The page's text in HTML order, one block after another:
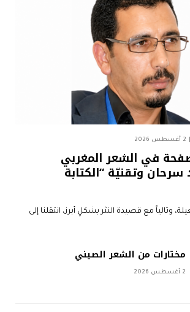
2 أغسطس 2026
في الشعر المغربي
وتقنيّة “الكتابة
وتالياً مع قصيدة النثر بشكلٍ أبرز، انتقلنا إلى
مختارات من الشعر الصيني
2 أغسطس 2026